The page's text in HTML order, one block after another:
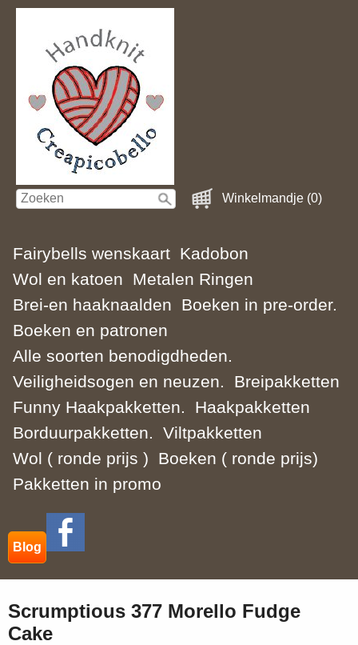
Winkelmandje (0)
Fairybells wenskaart Kadobon
Wol en katoen
Metalen Ringen
Brei-en haaknaalden
Boeken in pre-order.
Boeken en patronen
Alle soorten benodigdheden.
Veiligheidsogen en neuzen.
Breipakketten
Funny Haakpakketten.
Haakpakketten
Borduurpakketten.
Viltpakketten
Wol ( ronde prijs )
Boeken ( ronde prijs)
Pakketten in promo
Blog
Scrumptious 377 Morello Fudge
Cake